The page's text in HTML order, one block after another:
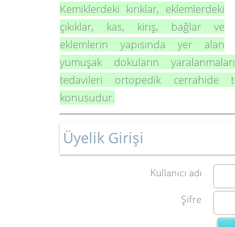
Kemiklerdeki kırıklar, eklemlerdeki
çıkıklar, kas, kiriş, bağlar ve
eklemlerin yapısında yer alan
yumuşak dokuların
tedavileri ortopedik cerrahide
konusudur.
Üyelik Girişi
Kullanıcı adı
Şifre